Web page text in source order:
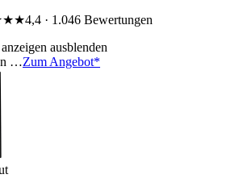
4,4 · 1.046 Bewertungen
ausblenden
…Zum Angebot*